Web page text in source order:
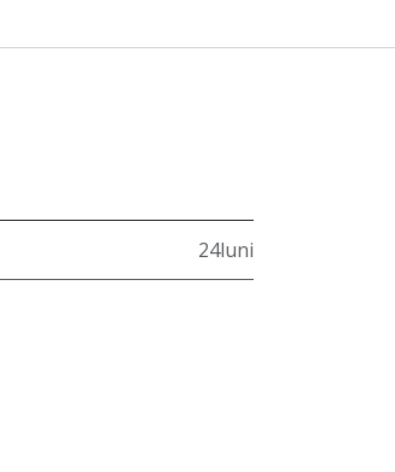
24luni